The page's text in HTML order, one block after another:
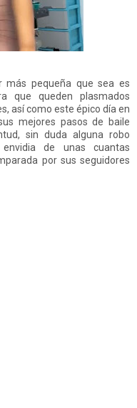
más pequeña que sea es
que queden plasmados
así como este épico día en
mejores pasos de baile
sin duda alguna robo
de unas cuantas
por sus seguidores